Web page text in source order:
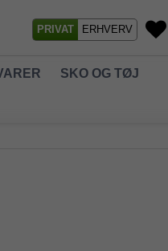
PRIVAT ERHVERV
SKO OG TØJ